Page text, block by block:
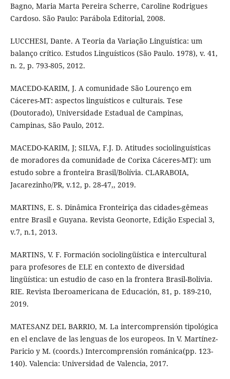
Bagno, Maria Marta Pereira Scherre, Caroline Rodrigues
Cardoso. São Paulo: Parábola Editorial, 2008.
LUCCHESI, Dante. A Teoria da Variação Linguística: um
balanço crítico. Estudos Linguísticos (São Paulo. 1978), v. 41,
n. 2, p. 793-805, 2012.
MACEDO-KARIM, J. A comunidade São Lourenço em
Cáceres-MT: aspectos linguísticos e culturais. Tese
(Doutorado), Universidade Estadual de Campinas,
Campinas, São Paulo, 2012.
MACEDO-KARIM, J; SILVA, F.J. D. Atitudes sociolinguísticas
de moradores da comunidade de Corixa Cáceres-MT): um
estudo sobre a fronteira Brasil/Bolívia. CLARABOIA,
Jacarezinho/PR, v.12, p. 28-47,, 2019.
MARTINS, E. S. Dinâmica Fronteiriça das cidades-gêmeas
entre Brasil e Guyana. Revista Geonorte, Edição Especial 3,
v.7, n.1, 2013.
MARTINS, V. F. Formación sociolingüística e intercultural
para profesores de ELE en contexto de diversidad
lingüística: un estudio de caso en la frontera Brasil-Bolivia.
RIE. Revista Iberoamericana de Educación, 81, p. 189-210,
2019.
MATESANZ DEL BARRIO, M. La intercomprensión tipológica
en el enclave de las lenguas de los europeos. In V. Martínez-
Paricio y M. (coords.) Intercomprensión románica(pp. 123-
140). Valencia: Universidad de Valencia, 2017.